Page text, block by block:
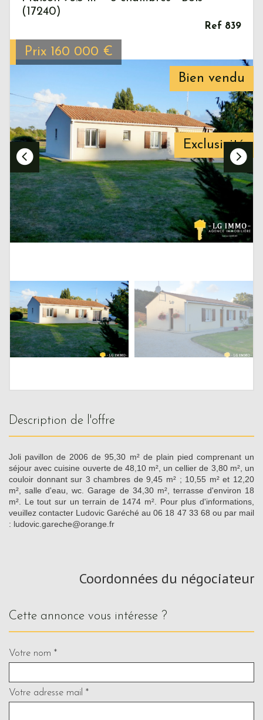
Bien vendu
Exclusivité
(17240)
Ref 839
Prix 160 000 €
description de l'offre
Joli pavillon de 2006 de 95,30 m² de plain pied comprenant un
séjour avec cuisine ouverte de 48,10 m², un cellier de 3,80 m², un
couloir donnant sur 3 chambres de 9,45 m² ; 10,55 m² et 12,20
m², salle d'eau, wc. Garage de 34,30 m², terrasse d'environ 18
m². Le tout sur un terrain de 1474 m². Pour plus d'informations,
veuillez contacter Ludovic Garéché au 06 18 47 33 68 ou par mail
: ludovic.gareche@orange.fr
Coordonnées du négociateur
cette annonce vous intéresse ?
Votre nom *
Votre adresse mail *